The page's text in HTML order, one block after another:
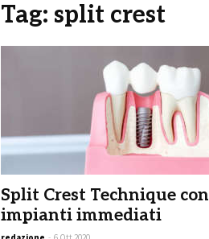
Tag: split crest
Split Crest Technique con
impianti immediati